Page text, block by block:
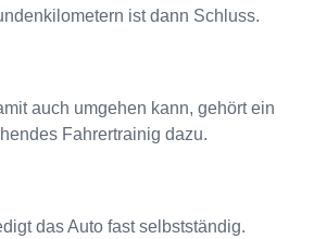
ist dann Schluss.
auch umgehen kann, gehört ein
Fahrertrainig dazu.
das Auto fast selbstständig.